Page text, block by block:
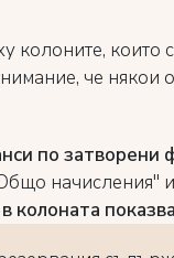
колоните, които
че някои
по затворени
начисления"
колоната